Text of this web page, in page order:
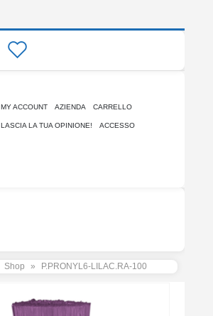
MY ACCOUNT AZIENDA CARRELLO
LASCIA LA TUA OPINIONE! ACCESSO
Shop » P.PRONYL6-LILAC.RA-100